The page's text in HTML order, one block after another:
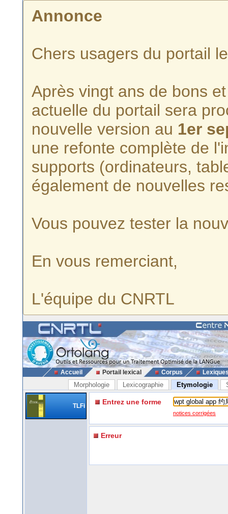
Annonce
Chers usagers du portail
Après vingt ans de bons
actuelle du portail sera
nouvelle version au 1er
une refonte complète de
supports (ordinateurs,
également de nouvelles
Vous pouvez tester la
En vous remerciant,
L'équipe du CNRTL
Accueil Portail lexical Corpus
Morphologie Lexicographie Etymologie
TLFi Entrez une forme
notices corrigées
Erreur